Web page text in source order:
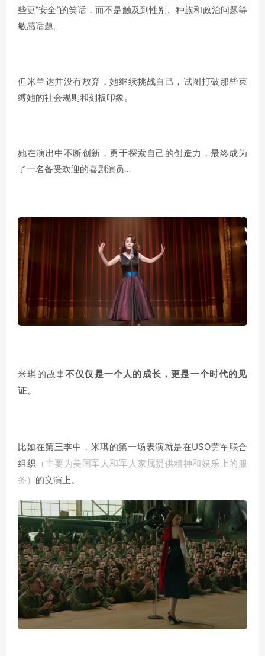
些更“安全”的笑话，而不是触及到性别、种族和政治问题等
敏感话题。
但米兰达并没有放弃，她继续挑战自己，试图打破那些束
缚她的社会规则和刻板印象。
她在演出中不断创新，勇于探索自己的创造力，最终成为
了一名备受欢迎的喜剧演员…
米琪的故事不仅仅是一个人的成长，更是一个时代的见
证。
比如在第三季中， 米琪的第一场表演就是在USO劳军联合
组织 （主要为美国军人和军人家属提供精神和娱乐上的服
务） 的义演上。